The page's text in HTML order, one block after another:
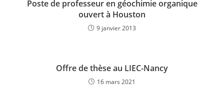
Poste de professeur en géochimie organique
ouvert à Houston
9 janvier 2013
Offre de thèse au LIEC-Nancy
16 mars 2021